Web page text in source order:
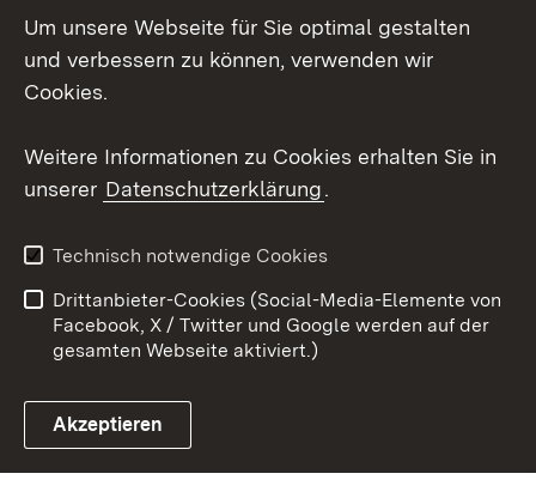
Social Wall
Link zum Landesportal
Barrierefreiheit
Benutzungshinweise
Impressum
Cookies
Um unsere Webseite für Sie optimal gestalten
und verbessern zu können, verwenden wir
Cookies.
Weitere Informationen zu Cookies erhalten Sie in
unserer Datenschutzerklärung.
Technisch notwendige Cookies
Drittanbieter-Cookies (Social-Media-Elemente von
Facebook, X / Twitter und Google werden auf der
gesamten Webseite aktiviert.)
Akzeptieren